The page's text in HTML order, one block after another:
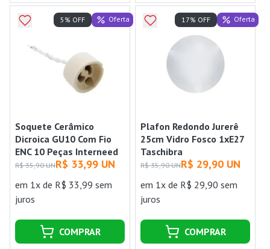
Soquete Cerâmico
Dicroica GU10 Com Fio
ENC 10 Peças Interneed
R$ 35,90 UNR$ 33,99 UN
em 1x de R$ 33,99 sem
juros
5% OFF Oferta
COMPRAR
Plafon Redondo Jurerê
25cm Vidro Fosco 1xE27
Taschibra
R$ 35,90 UNR$ 29,90 UN
em 1x de R$ 29,90 sem
juros
17% OFF Oferta
COMPRAR